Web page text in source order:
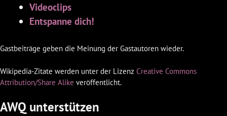
Videoclips
Entspanne dich!
Gastbeiträge geben die Meinung der Gastautoren wieder.
Wikipedia-Zitate werden unter der Lizenz Creative Commons
Attribution/Share Alike veröffentlicht.
AWQ unterstützen